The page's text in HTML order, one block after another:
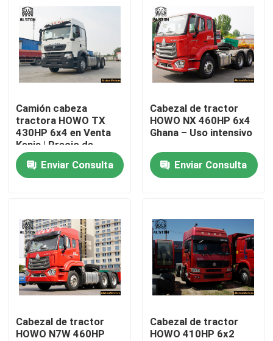
Productos
Sobre nosotros
Visita a la fábrica
Control de Calidad
Contacto
noticias
Todos los casos
El camión Howo
HOWO Cabeza de tractor
Camión cabeza
tractora HOWO TX
430HP 6x4 en Venta
Kenia | Precio de
Fábrica
Enviar Consulta
Cabezal de tractor
HOWO NX 460HP 6x4
Ghana – Uso intensivo
Enviar Consulta
Cabezal de tractor
HOWO N7W 460HP
Cabezal de tractor
HOWO 410HP 6x2